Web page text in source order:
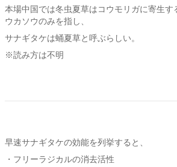
本場中国では冬虫夏草はコウモリガに寄生す
ウカソウのみを指し、
サナギタケは蛹夏草と呼ぶらしい。
※読み方は不明
早速サナギタケの効能を列挙すると、
・フリーラジカルの消去活性